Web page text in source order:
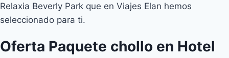
Relaxia Beverly Park que en Viajes Elan hemos
seleccionado para ti.
Oferta Paquete chollo en Hotel